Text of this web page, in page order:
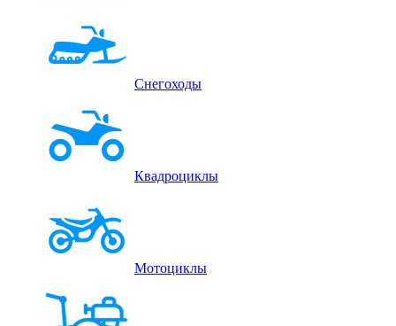
Снегоходы
Квадроциклы
Мотоциклы